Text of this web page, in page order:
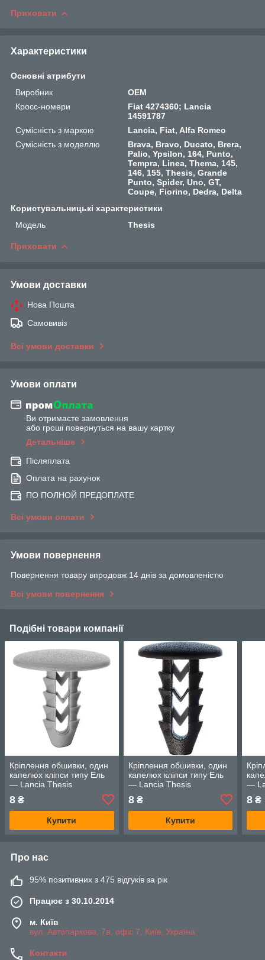
Приховати
Характеристики
Основні атрибути
Виробник
OEM
Кросс-номери
Fiat 4274360; Lancia
14591787
Сумісність з маркою
Lancia, Fiat, Alfa Romeo
Сумісність з моделлю
Brava, Bravo, Ducato, Brera,
Palio, Ypsilon, 164, Punto,
Tempra, Linea, Thema, 145,
146, 155, Thesis, Grande
Punto, Spider, Uno, GT,
Coupe, Fiorino, Dedra, Delta
Користувальницькі характеристики
Мoдель
Thesis
Приховати
Умови доставки
Нова Пошта
Самовивіз
Всі умови доставки
Умови оплати
Ви отримаєте замовлення
або гроші повернуться на вашу картку
Детальніше
Післяплата
Оплата на рахунок
ПО ПОЛНОЙ ПРЕДОПЛАТЕ
Всі умови оплати
Умови повернення
Повернення товару впродовж 14 днів за домовленістю
Всі умови повернення
Подібні товари компанії
Кріплення обшивки, один
капелюх кліпси типу Ель
— Lancia Thesis
8 ₴
Купити
Кріплення обшивки, один
капелюх кліпси типу Ель
— Lancia Thesis
8₴
Купити
—
8 ₴
Про нас
95% позитивних з 475 відгуків за рік
Працює з 30.10.2014
м. Київ
вул. Автопаркова, 7а, офіс 7, Київ, Україна
Контакти